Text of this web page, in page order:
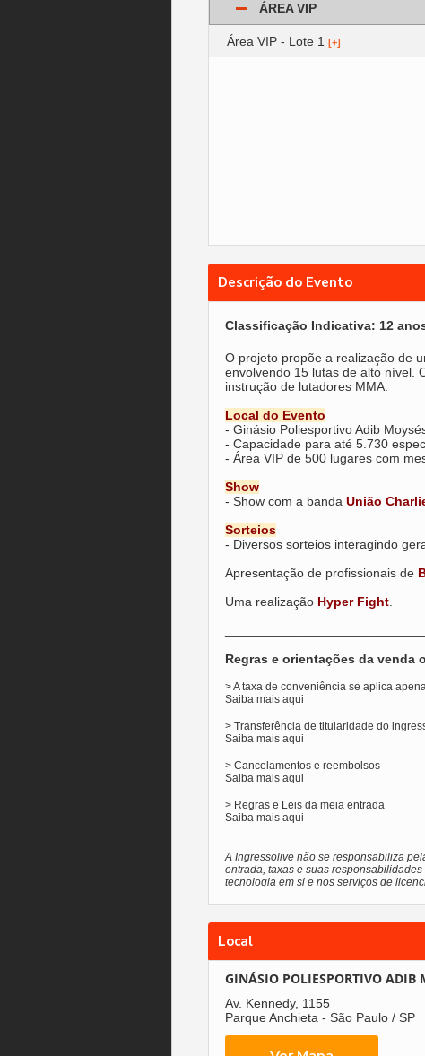
ÁREA VIP
Área VIP - Lote 1 [+]
Descrição do Evento
Classificação Indicativa: 12
O projeto propõe a realização de
envolvendo 15 lutas de alto nível.
instrução de lutadores MMA.
Local do Evento
- Ginásio Poliesportivo Adib
- Capacidade para até 5.730
- Área VIP de 500 lugares com
Show
- Show com a banda União
Sorteios
- Diversos sorteios interagindo
Apresentação de profissionais de
Uma realização Hyper Fight.
Regras e orientações da venda
> A taxa de conveniência se aplica
Saiba mais aqui
> Transferência de titularidade do
Saiba mais aqui
> Cancelamentos e reembolsos
Saiba mais aqui
> Regras e Leis da meia entrada
Saiba mais aqui
A Ingressolive não se responsabiliza
entrada, taxas e suas
tecnologia em si e nos serviços de
Local
GINÁSIO POLIESPORTIVO ADIB
Av. Kennedy, 1155
Parque Anchieta - São Paulo / SP